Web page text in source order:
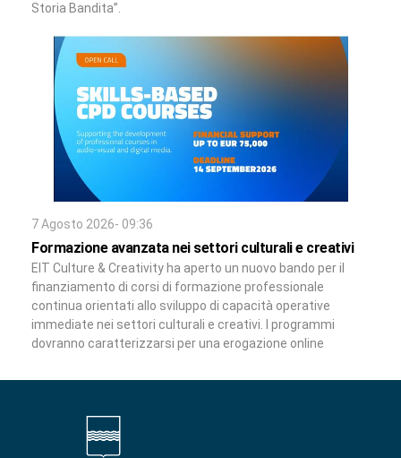
Storia Bandita”.
7 Agosto 2026- 09:36
Formazione avanzata nei settori culturali e creativi
EIT Culture & Creativity ha aperto un nuovo bando per il
finanziamento di corsi di formazione professionale
continua orientati allo sviluppo di capacità operative
immediate nei settori culturali e creativi. I programmi
dovranno caratterizzarsi per una erogazione online